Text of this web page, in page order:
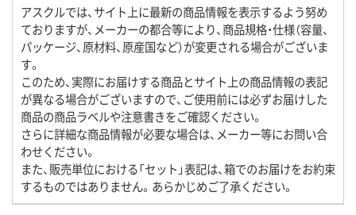
アスクルでは、サイト上に最新の商品情報を表示するよう努め
ておりますが、メーカーの都合等により、商品規格・仕様（容量、
パッケージ、原材料、原産国など）が変更される場合がございま
す。
このため、実際にお届けする商品とサイト上の商品情報の表記
が異なる場合がございますので、ご使用前には必ずお届けした
商品の商品ラベルや注意書きをご確認ください。
さらに詳細な商品情報が必要な場合は、メーカー等にお問い合
わせください。
また、販売単位における「セット」表記は、箱でのお届けをお約束
するものではありません。あらかじめご了承ください。